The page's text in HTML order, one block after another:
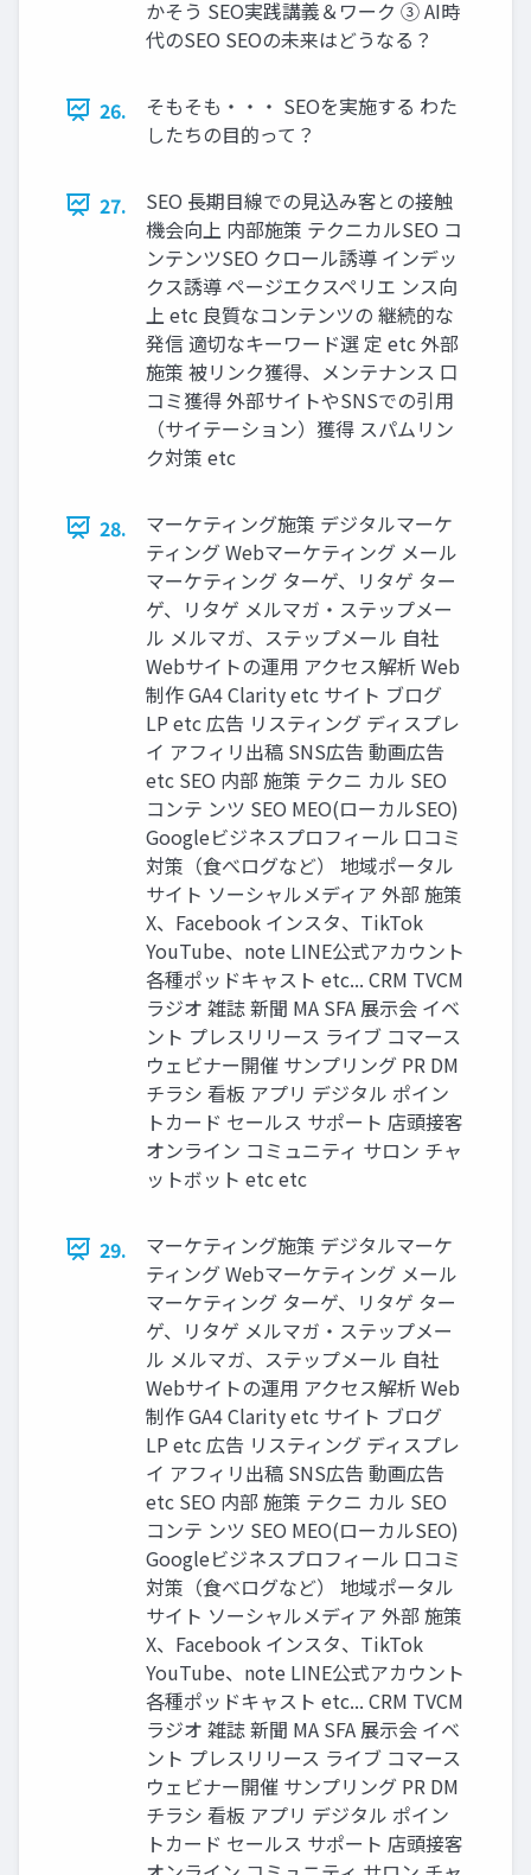
かそう SEO実践講義＆ワーク ③ AI時
代のSEO SEOの未来はどうなる？
26.
そもそも・・・ SEOを実施する わた
したちの目的って？
27.
SEO 長期目線での見込み客との接触
機会向上 内部施策 テクニカルSEO コ
ンテンツSEO クロール誘導 インデッ
クス誘導 ページエクスペリエ ンス向
上 etc 良質なコンテンツの 継続的な
発信 適切なキーワード選 定 etc 外部
施策 被リンク獲得、メンテナンス 口
コミ獲得 外部サイトやSNSでの引用
（サイテーション）獲得 スパムリン
ク対策 etc
28.
マーケティング施策 デジタルマーケ
ティング Webマーケティング メール
マーケティング ターゲ、リタゲ ター
ゲ、リタゲ メルマガ・ステップメー
ル メルマガ、ステップメール 自社
Webサイトの運用 アクセス解析 Web
制作 GA4 Clarity etc サイト ブログ
LP etc 広告 リスティング ディスプレ
イ アフィリ出稿 SNS広告 動画広告
etc SEO 内部 施策 テクニ カル SEO
コンテ ンツ SEO MEO(ローカルSEO)
Googleビジネスプロフィール 口コミ
対策（食べログなど） 地域ポータル
サイト ソーシャルメディア 外部 施策
X、Facebook インスタ、TikTok
YouTube、note LINE公式アカウント
各種ポッドキャスト etc... CRM TVCM
ラジオ 雑誌 新聞 MA SFA 展示会 イベ
ント プレスリリース ライブ コマース
ウェビナー開催 サンプリング PR DM
チラシ 看板 アプリ デジタル ポイン
トカード セールス サポート 店頭接客
オンライン コミュニティ サロン チャ
ットボット etc etc
29.
マーケティング施策 デジタルマーケ
ティング Webマーケティング メール
マーケティング ターゲ、リタゲ ター
ゲ、リタゲ メルマガ・ステップメー
ル メルマガ、ステップメール 自社
Webサイトの運用 アクセス解析 Web
制作 GA4 Clarity etc サイト ブログ
LP etc 広告 リスティング ディスプレ
イ アフィリ出稿 SNS広告 動画広告
etc SEO 内部 施策 テクニ カル SEO
コンテ ンツ SEO MEO(ローカルSEO)
Googleビジネスプロフィール 口コミ
対策（食べログなど） 地域ポータル
サイト ソーシャルメディア 外部 施策
X、Facebook インスタ、TikTok
YouTube、note LINE公式アカウント
各種ポッドキャスト etc... CRM TVCM
ラジオ 雑誌 新聞 MA SFA 展示会 イベ
ント プレスリリース ライブ コマース
ウェビナー開催 サンプリング PR DM
チラシ 看板 アプリ デジタル ポイン
トカード セールス サポート 店頭接客